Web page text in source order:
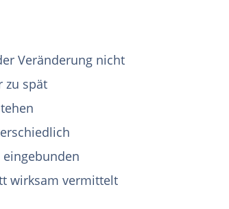
Veränderung nicht
zu spät
wirksam vermittelt